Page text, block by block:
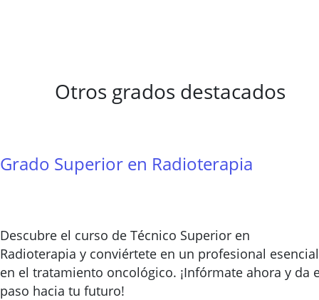
Otros grados destacados
Grado Superior en Radioterapia
Descubre el curso de Técnico Superior en
Radioterapia y conviértete en un profesional esencial
en el tratamiento oncológico. ¡Infórmate ahora y da
paso hacia tu futuro!